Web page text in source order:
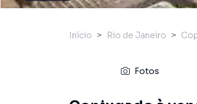
Início Rio de Janeiro
Fotos